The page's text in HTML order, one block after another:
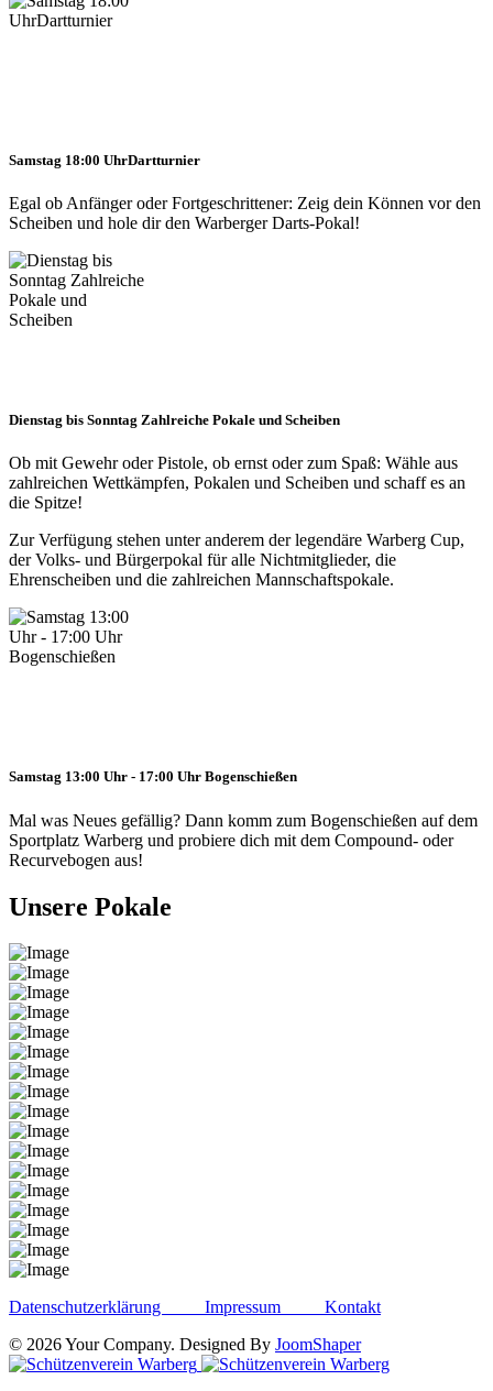
Samstag 18:00 UhrDartturnier
Egal ob Anfänger oder Fortgeschrittener: Zeig dein Können vor den
Scheiben und hole dir den Warberger Darts-Pokal!
Dienstag bis Sonntag Zahlreiche Pokale und Scheiben
Ob mit Gewehr oder Pistole, ob ernst oder zum Spaß: Wähle aus
zahlreichen Wettkämpfen, Pokalen und Scheiben und schaff es an
die Spitze!
Zur Verfügung stehen unter anderem der legendäre Warberg Cup,
der Volks- und Bürgerpokal für alle Nichtmitglieder, die
Ehrenscheiben und die zahlreichen Mannschaftspokale.
Samstag 13:00 Uhr - 17:00 Uhr Bogenschießen
Mal was Neues gefällig? Dann komm zum Bogenschießen auf dem
Sportplatz Warberg und probiere dich mit dem Compound- oder
Recurvebogen aus!
Unsere Pokale
Datenschutzerklärung Impressum Kontakt
© 2026 Your Company. Designed By JoomShaper